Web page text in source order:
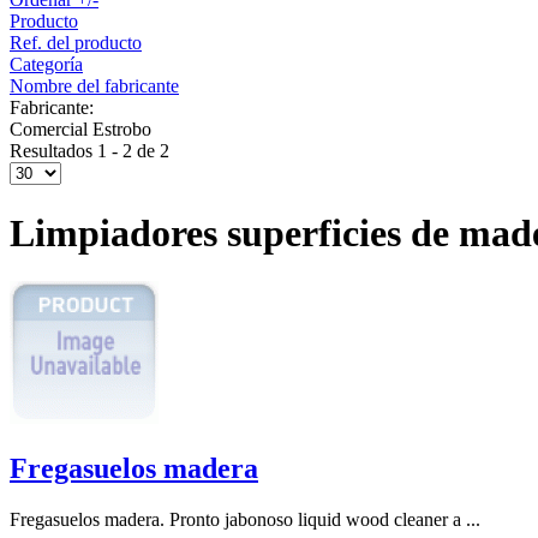
Producto
Ref. del producto
Categoría
Nombre del fabricante
Fabricante:
Comercial Estrobo
Resultados 1 - 2 de 2
Limpiadores superficies de
Fregasuelos madera
Fregasuelos madera. Pronto jabonoso liquid wood cleaner a ...